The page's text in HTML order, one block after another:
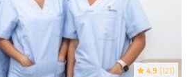
4.9 (121)